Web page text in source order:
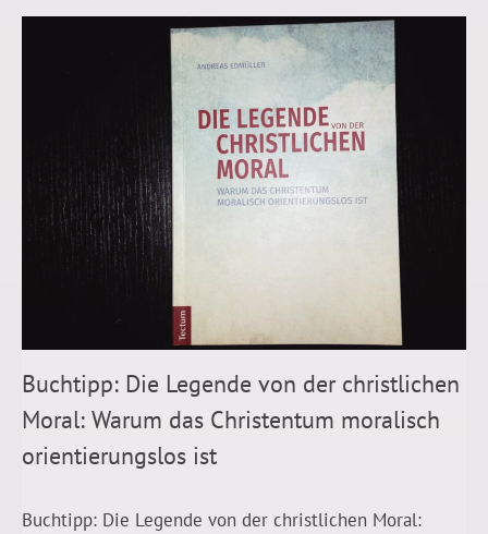
Buchtipp: Die Legende von der christlichen
Moral: Warum das Christentum moralisch
orientierungslos ist
Buchtipp: Die Legende von der christlichen Moral: